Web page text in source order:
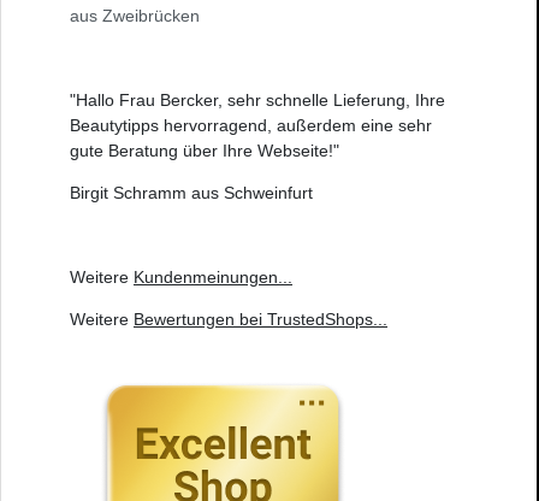
aus Zweibrücken
"Hallo Frau Bercker, sehr schnelle Lieferung, Ihre
Beautytipps hervorragend, außerdem eine sehr
gute Beratung über Ihre Webseite!"
Birgit Schramm aus Schweinfurt
Weitere Kundenmeinungen
Weitere Bewertungen bei TrustedShops